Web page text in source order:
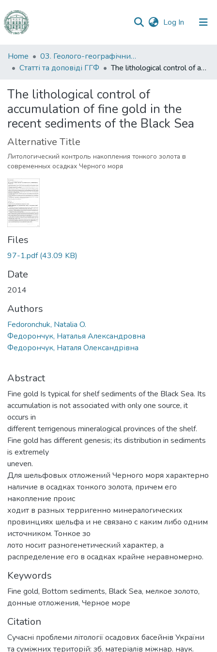
Log In (current)
Communities
&
All of DSpace
Statistics
Home
03. Геолого-географічний факультет
Статті та доповіді ГГФ
The lithological control of accumulation of fine gold in the recent sediments of the Black Sea
The lithological control of
accumulation of fine gold in the
recent sediments of the Black Sea
Alternative Title
Литологический контроль накопления тонкого золота в
современных осадках Черного моря
Files
97-1.pdf(43.09 KB)
Date
2014
Authors
Fedoronchuk, Natalia O.
Федорончук, Наталья Александровна
Федорончук, Наталя Олександрівна
Abstract
Fine gold Is typical for shelf sediments of the Black Sea. Its
accumulation is not associated with only one source, it
occurs in
different terrigenous mineralogical provinces of the shelf.
Fine gold has different genesis; its distribution in sediments
is extremely
uneven.
Для шельфовых отложений Черного моря характерно
наличие в осадках тонкого золота, причем его
накопление проис
ходит в разных терригенно минералогических
провинциях шельфа и не связано с каким либо одним
источником. Тонкое зо
лото носит разногенетический характер, а
распределение его в осадках крайне неравномерно.
Keywords
Fine gold, Bottom sediments, Black Sea, мелкое золото,
донные отложения, Черное море
Citation
Сучасні проблеми літології осадових басейнів України
та суміжних територій: зб. матеріалів міжнар. наук.